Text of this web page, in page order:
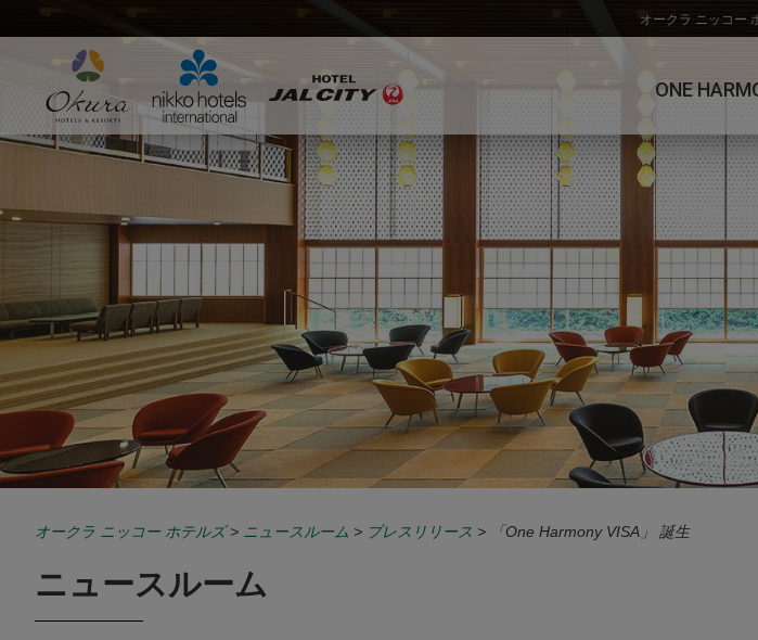
オークラ ニッコー
ONE
オークラ ニッコー ホテルズ> ニュースルーム > プレスリリース > 「One Harmony VISA」 誕生
ニュースルーム